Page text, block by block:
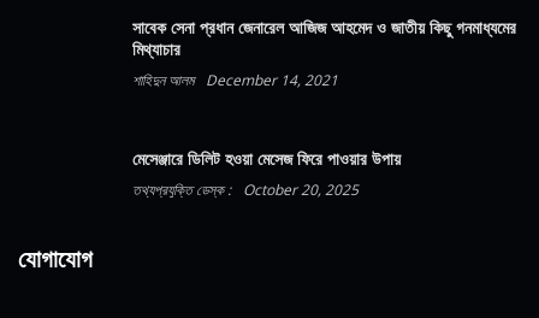
সাবেক সেনা প্রধান জেনারেল আজিজ আহমেদ ও জাতীয় কিছু গনমাধ্যমের
মিথ্যাচার
শাহিদুন আলম December 14, 2021
মেসেঞ্জারে ডিলিট হওয়া মেসেজ ফিরে পাওয়ার উপায়
তথ্যপ্রযুক্তি ডেস্ক : October 20, 2025
যোগাযোগ